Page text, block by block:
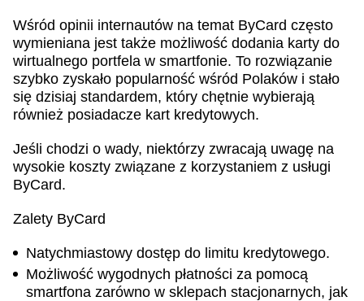
Wśród opinii internautów na temat ByCard często
wymieniana jest także możliwość dodania karty do
wirtualnego portfela w smartfonie. To rozwiązanie
szybko zyskało popularność wśród Polaków i stało
się dzisiaj standardem, który chętnie wybierają
również posiadacze kart kredytowych.
Jeśli chodzi o wady, niektórzy zwracają uwagę na
wysokie koszty związane z korzystaniem z usługi
ByCard.
Zalety ByCard
Natychmiastowy dostęp do limitu kredytowego.
Możliwość wygodnych płatności za pomocą
smartfona zarówno w sklepach stacjonarnych, jak